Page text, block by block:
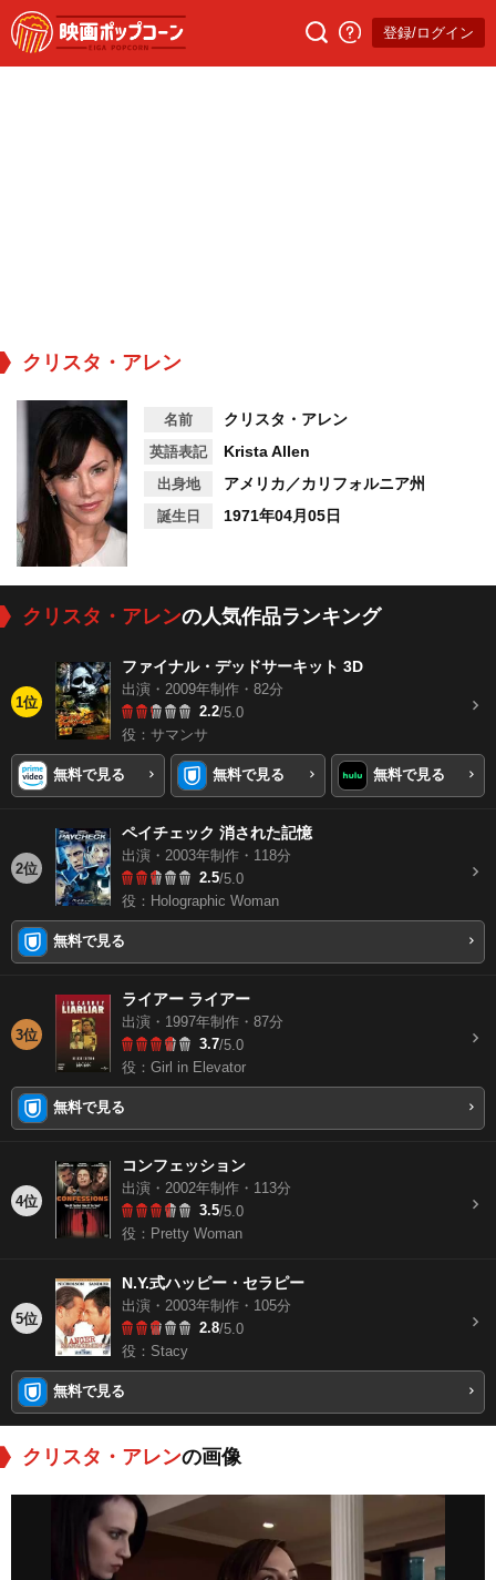
登録/ログイン
クリスタ・アレン
名前 クリスタ・アレン
英語表記 Krista Allen
出身地 アメリカ／カリフォルニア州
誕生日 1971年04月05日
クリスタ・アレンの人気作品ランキング
1位
ファイナル・デッドサーキット 3D
出演・2009年制作・82分
2.2/5.0
役：サマンサ
無料で見る 無料で見る 無料で見る
2位
ペイチェック 消された記憶
出演・2003年制作・118分
2.5/5.0
役：Holographic Woman
無料で見る
3位
ライアー ライアー
出演・1997年制作・87分
3.7/5.0
役：Girl in Elevator
無料で見る
4位
コンフェッション
出演・2002年制作・113分
3.5/5.0
役：Pretty Woman
5位
N.Y.式ハッピー・セラピー
出演・2003年制作・105分
2.8/5.0
役：Stacy
無料で見る
クリスタ・アレンの画像